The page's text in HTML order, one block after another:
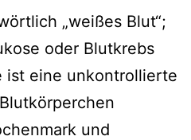
„weißes Blut“;
oder Blutkrebs
ist eine unkontrollierte
und